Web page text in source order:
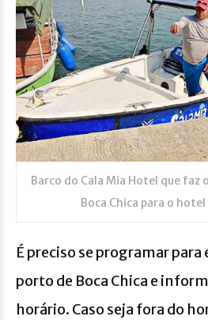
Barco do Cala Mia Hotel que
Boca Chica para o
É preciso se programar para
porto de Boca Chica e
horário. Caso seja fora do